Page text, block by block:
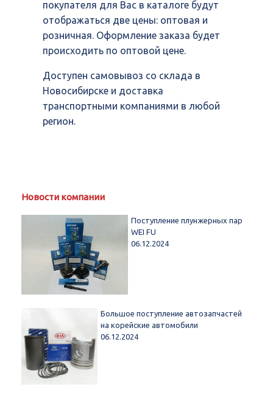
покупателя для Вас в каталоге будут
отображаться две цены: оптовая и
розничная. Оформление заказа будет
происходить по оптовой цене.
Доступен самовывоз со склада в
Новосибирске и доставка
транспортными компаниями в любой
регион.
Новости компании
Поступление плунжерных пар
WEI FU
06.12.2024
Большое поступление автозапчастей
на корейские автомобили
06.12.2024